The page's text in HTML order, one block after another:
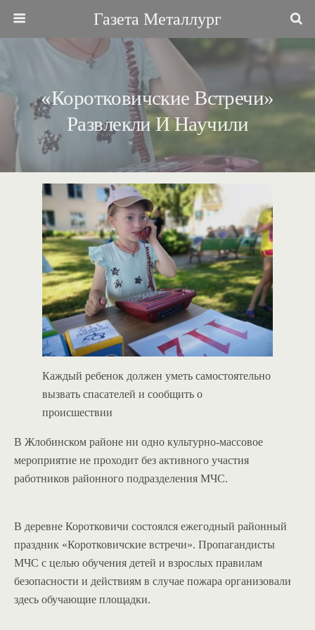
Газета Металлург
«Коротковичские Встречи»
Развлекли И Научили
Каждый ребенок должен уметь самостоятельно
вызвать спасателей и сообщить о
происшествии
В Жлобинском районе ни одно культурно-массовое
мероприятие не проходит без активного участия
работников районного подразделения МЧС.
В деревне Коротковичи состоялся ежегодный районный
праздник «Коротковичские встречи». Пропагандисты
МЧС с целью обучения детей и взрослых правилам
безопасности и действиям в случае пожара организовали
здесь обучающие площадки.